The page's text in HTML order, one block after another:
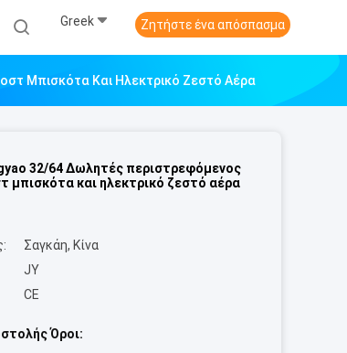
Greek Ζητήστε ένα απόσπασμα
Μπισκότα Και Ηλεκτρικό Ζεστό Αέρα
32/64 Δωλητές περιστρεφόμενος
μπισκότα και ηλεκτρικό ζεστό αέρα
Σαγκάη, Κίνα
JY
CE
Όροι: